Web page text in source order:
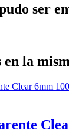
ser
en la